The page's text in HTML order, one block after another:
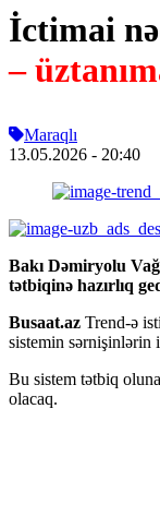
İctimai
–
Maraqlı
13.05.2026 - 20:40
Bakı Dəmiryolu
tətbiqinə hazırlıq
Busaat.az Trend-ə
sistemin sərnişinlərin
Bu sistem tətbiq
olacaq.